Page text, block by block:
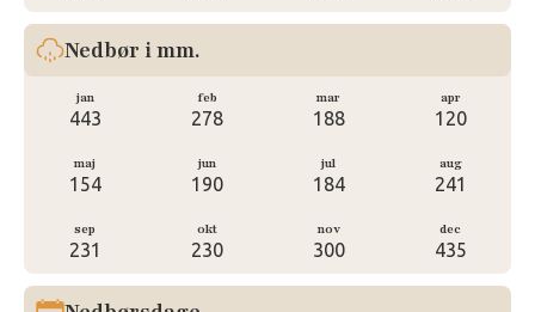
Nedbør i mm.
jan
443
feb
278
mar
188
apr
120
maj
154
jun
190
jul
184
aug
241
sep
231
okt
230
nov
300
dec
435